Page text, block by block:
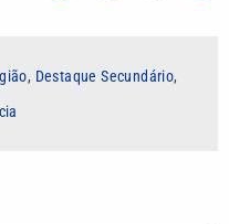
, Destaque Secundário,